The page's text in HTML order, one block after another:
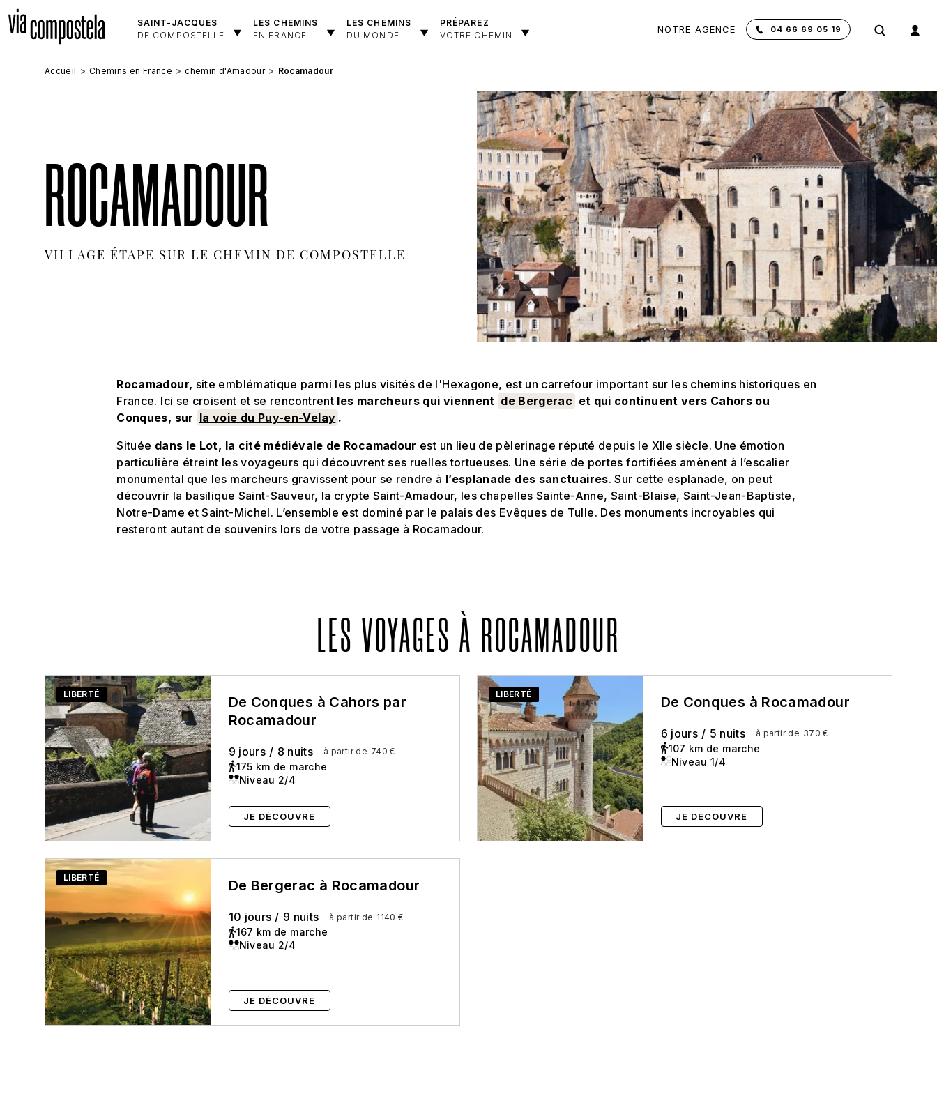
Aller au contenu principal
SAINT-JACQUES
DE COMPOSTELLE
LES CHEMINS
EN FRANCE
LES CHEMINS
DU MONDE
PRÉPAREZ
VOTRE CHEMIN
NOTRE AGENCE 04 66 69 05 19
Accueil Chemins en France chemin d'Amadour Rocamadour
ROCAMADOUR
VILLAGE ÉTAPE SUR LE CHEMIN DE COMPOSTELLE
Rocamadour, site emblématique parmi les plus visités de l'Hexagone, est un carrefour important sur les chemins historiques en
France. Ici se croisent et se rencontrent les marcheurs qui viennent de Bergerac et qui continuent vers Cahors ou
Conques, sur la voie du Puy-en-Velay .
Située dans le Lot, la cité médiévale de Rocamadour est un lieu de pèlerinage réputé depuis le XIIe siècle. Une émotion
particulière étreint les voyageurs qui découvrent ses ruelles tortueuses. Une série de portes fortifiées amènent à l’escalier
monumental que les marcheurs gravissent pour se rendre à l’esplanade des sanctuaires. Sur cette esplanade, on peut
découvrir la basilique Saint-Sauveur, la crypte Saint-Amadour, les chapelles Sainte-Anne, Saint-Blaise, Saint-Jean-Baptiste,
Notre-Dame et Saint-Michel. L’ensemble est dominé par le palais des Evêques de Tulle. Des monuments incroyables qui
resteront autant de souvenirs lors de votre passage à Rocamadour.
LES VOYAGES À ROCAMADOUR
LIBERTÉ
De Conques à Cahors par
Rocamadour
9 jours / 8 nuits à partir de 740 €
175 km de marche
Niveau 2/4
JE DÉCOUVRE
LIBERTÉ De Conques à Rocamadour
6 jours / 5 nuits à partir de 370 €
107 km de marche
Niveau 1/4
JE DÉCOUVRE
LIBERTÉ De Bergerac à Rocamadour
10 jours / 9 nuits à partir de 1140 €
167 km de marche
Niveau 2/4
JE DÉCOUVRE